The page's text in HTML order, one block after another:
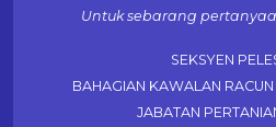
Untuk sebarang
SEKSYEN
BAHAGIAN KAWALAN
JABATAN